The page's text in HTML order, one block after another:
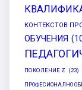
КОНТЕКСТОВ
ОБУЧЕНИЯ
ПОКОЛЕНИЕ Z (23)
ПРОФЕСИОНАЛНО